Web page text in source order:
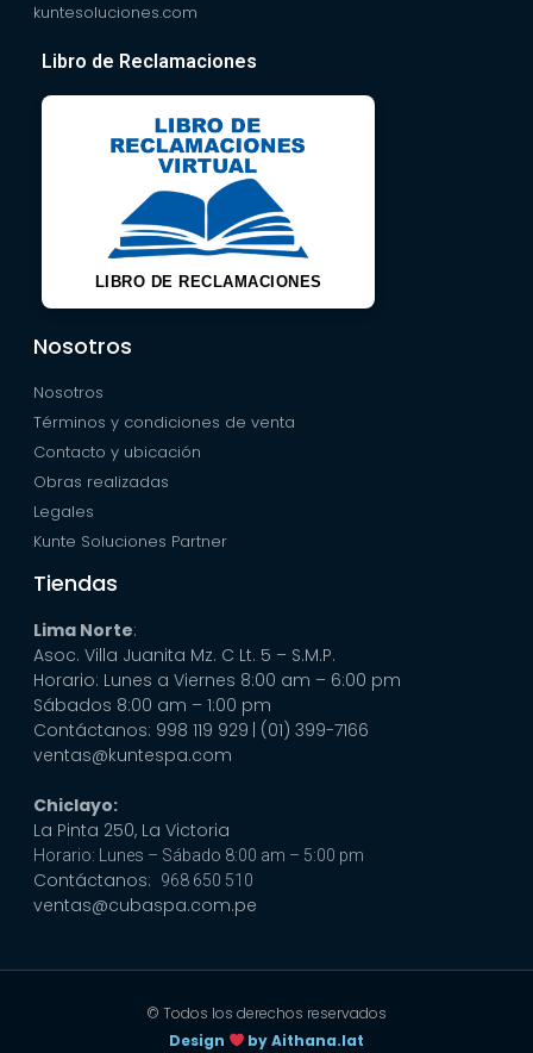
kuntesoluciones.com
Libro de Reclamaciones
LIBRO DE RECLAMACIONES
Nosotros
Nosotros
Términos y condiciones de venta
Contacto y ubicación
Obras realizadas
Legales
Kunte Soluciones Partner
Tiendas
Lima Norte:
Asoc. Villa Juanita Mz. C Lt. 5 – S.M.P.
Horario: Lunes a Viernes 8:00 am – 6:00 pm
Sábados 8:00 am – 1:00 pm
Contáctanos: 998 119 929 | (01) 399-7166
ventas@kuntespa.com
Chiclayo:
La Pinta 250, La Victoria
Horario: Lunes – Sábado 8:00 am – 5:00 pm
Contáctanos: 968 650 510
ventas@cubaspa.com.pe
© Todos los derechos reservados
Design
by Aithana.lat